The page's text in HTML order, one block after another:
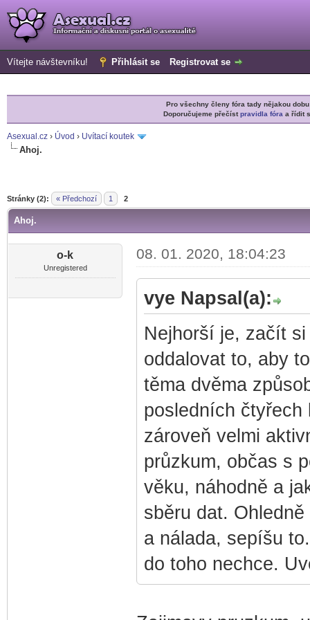
Vítejte návštevníku! Přihlásit se Registrovat se
Pro všechny členy fóra tady nějakou
Doporučujeme přečístpravidla fóra a řídit
Asexual.cz › Úvod › Uvítací koutek
Ahoj.
Stránky (2): « Předchozí 1 2
Ahoj.
o-k
Unregistered
08. 01. 2020, 18:04:23
vye Napsal(a):
Nejhorší je, začít
oddalovat to, aby
těma dvěma
posledních čtyřech
zároveň velmi
průzkum, občas s
věku, náhodně a
sběru dat.
a nálada, sepíšu
do toho nechce.